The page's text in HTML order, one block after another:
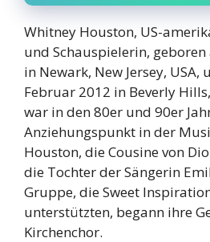
Whitney Houston, US-
und Schauspielerin,
in Newark, New Jersey, USA,
Februar 2012 in Beverly
war in den 80er und 90er
Anziehungspunkt in der
Houston, die Cousine von
die Tochter der Sängerin
Gruppe, die Sweet
unterstützten, begann ihre
Kirchenchor.